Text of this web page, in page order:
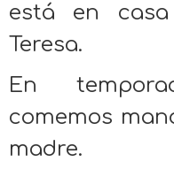
está en
Teresa.
En
comemos
madre.